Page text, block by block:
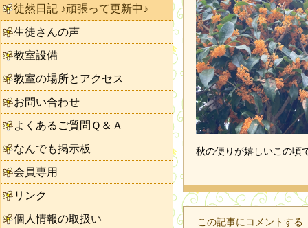
秋の便りが嬉しいこの頃
この記事にコメントする
徒然日記 ♪頑張って更新中♪
生徒さんの声
教室設備
教室の場所とアクセス
お問い合わせ
よくあるご質問Ｑ＆Ａ
なんでも掲示板
会員専用
リンク
個人情報の取扱い